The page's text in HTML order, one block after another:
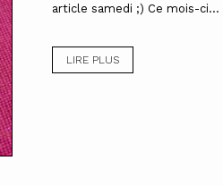
article samedi ;) Ce mois-ci...
LIRE PLUS